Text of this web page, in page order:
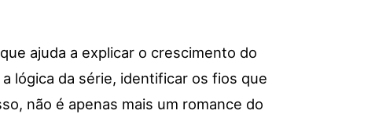
ajuda a explicar o crescimento do
lógica da série, identificar os fios que
não é apenas mais um romance do